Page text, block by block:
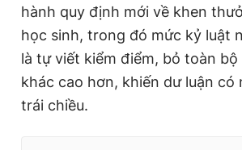
hành quy định mới về khen
học sinh, trong đó mức kỷ luật
là tự viết kiểm điểm, bỏ toàn
khác cao hơn, khiến dư luận có
trái chiều.